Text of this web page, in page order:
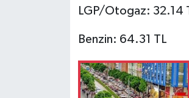
LGP/Otogaz: 32.14
Benzin: 64.31 TL